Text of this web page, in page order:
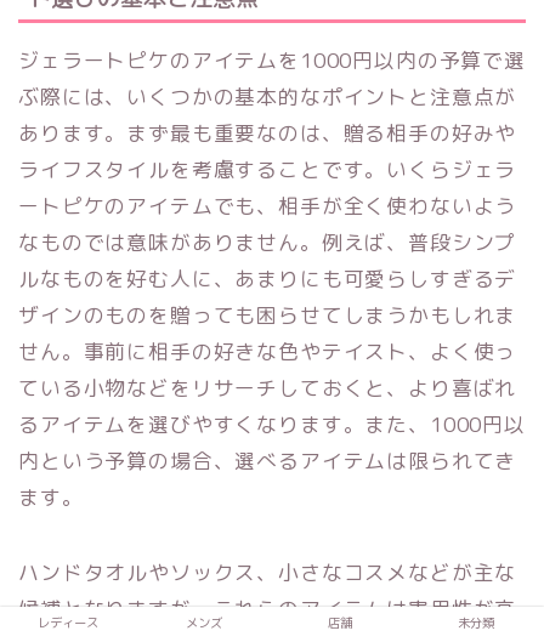
ジェラートピケのアイテムを1000円以内の予算で選
ぶ際には、いくつかの基本的なポイントと注意点が
あります。まず最も重要なのは、贈る相手の好みや
ライフスタイルを考慮することです。いくらジェラ
ートピケのアイテムでも、相手が全く使わないよう
なものでは意味がありません。例えば、普段シンプ
ルなものを好む人に、あまりにも可愛らしすぎるデ
ザインのものを贈っても困らせてしまうかもしれま
せん。事前に相手の好きな色やテイスト、よく使っ
ている小物などをリサーチしておくと、より喜ばれ
るアイテムを選びやすくなります。また、1000円以
内という予算の場合、選べるアイテムは限られてき
ます。
ハンドタオルやソックス、小さなコスメなどが主な
候補となりますが、これらのアイテムは実用性が高
レディース メンズ 店舗 未分類